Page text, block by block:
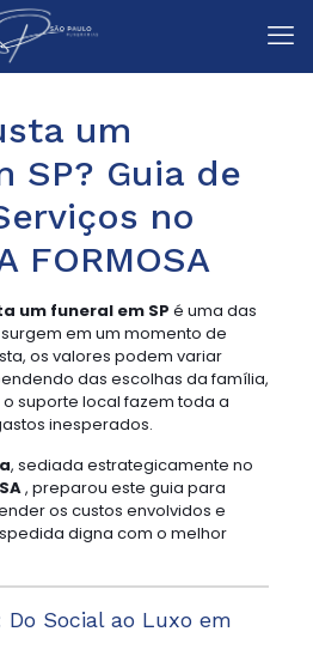
um
SP? Guia de
no
FORMOSA
um funeral em SP é uma das
em um momento de
os valores podem variar
das escolhas da família,
suporte local fazem toda a
inesperados.
, sediada estrategicamente no
, preparou este guia para
os custos envolvidos e
digna com o melhor
Do Social ao Luxo em